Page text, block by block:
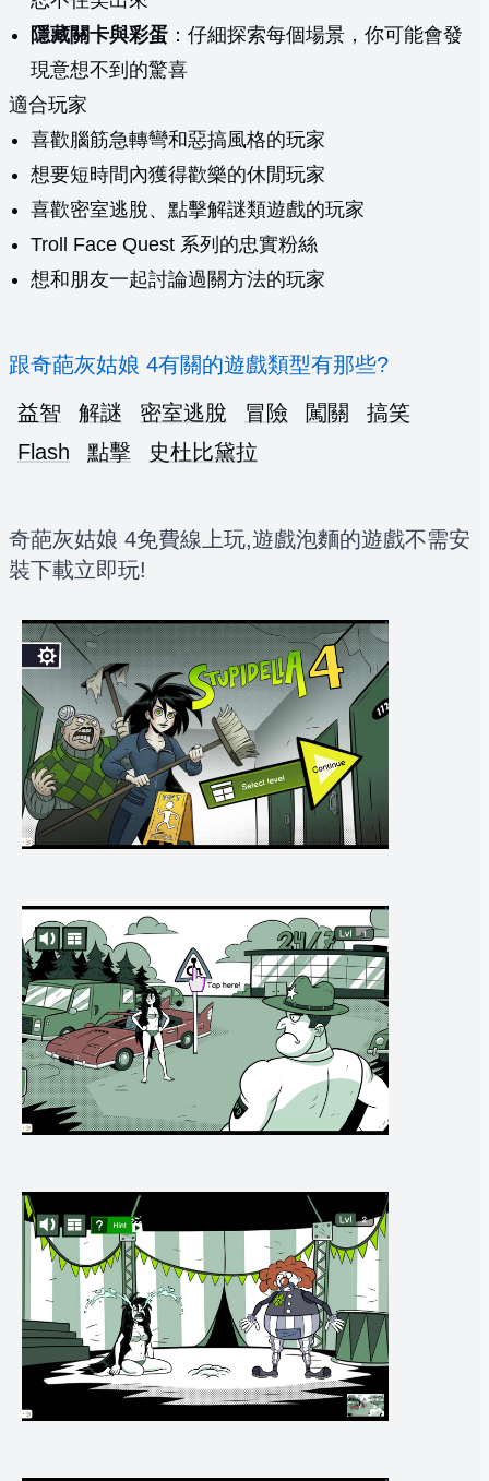
隱藏關卡與彩蛋 ：仔細探索每個場景，你可能會發
現意想不到的驚喜
適合玩家
喜歡腦筋急轉彎和惡搞風格的玩家
想要短時間內獲得歡樂的休閒玩家
喜歡密室逃脫、點擊解謎類遊戲的玩家
Troll Face Quest 系列的忠實粉絲
想和朋友一起討論過關方法的玩家
跟奇葩灰姑娘 4有關的遊戲類型有那些?
益智
解謎 密室逃脫 冒險 闖關
搞笑
Flash
點擊 史杜比黛拉
奇葩灰姑娘 4免費線上玩,遊戲泡麵的遊戲不需安
裝下載立即玩!